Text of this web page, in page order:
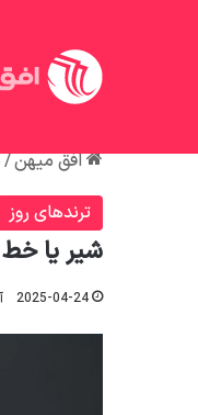
افق میهن/
ترندهای روز
شیر یا
2025-04-24